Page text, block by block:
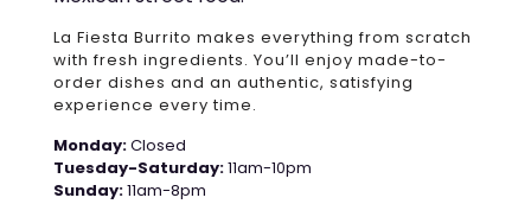
La Fiesta Burrito makes everything from scratch
with fresh ingredients. You’ll enjoy made-to-
order dishes and an authentic, satisfying
experience every time.
Monday:Closed
Tuesday-Saturday:11am-10pm
Sunday:11am-8pm